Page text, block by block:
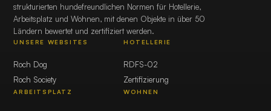
strukturierten hundefreundlichen Normen für Hotellerie,
Arbeitsplatz und Wohnen, mit denen Objekte in über 50
Ländern bewertet und zertifiziert werden.
UNSERE WEBSITES
Roch Dog
Roch Society
HOTELLERIE
RDFS-02
Zertifizierung
ARBEITSPLATZ WOHNEN